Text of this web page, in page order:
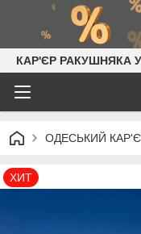
КАР'ЄР РАКУШНЯКА
ОДЕСЬКИЙ
ХИТ